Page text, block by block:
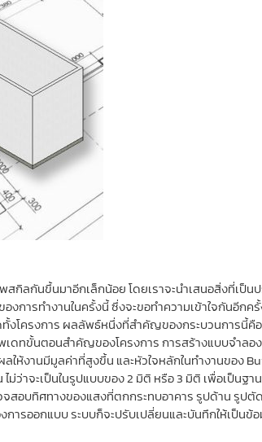
กิลกันขึ้นมาอีกเล็กน้อย โดยเราจะนำเสนอสิ่งที่เป็
การทำงานในครั้งนี้ ซึ่งจะขอทำความเข้าใจกันอีกค
งโครงการ ผลลัพธ์หนึ่งที่สำคัญของกระบวนการนี้คื
ดทขั้นตอนสำคัญของโครงการ การสร้างแบบจำล
ให้งานมีมูลค่าที่สูงขึ้น และหัวใจหลักในทำงานของ
ว่าจะเป็นในรูปแบบของ 2 มิติ หรือ 3 มิติ เพื่อเป็นฐา
จสอบทิศทางของแสงที่ตกกระทบอาคาร รูปด้าน รูป
ารออกแบบ ระบบก็จะปรับเปลี่ยนและบันทึกให้เป็น